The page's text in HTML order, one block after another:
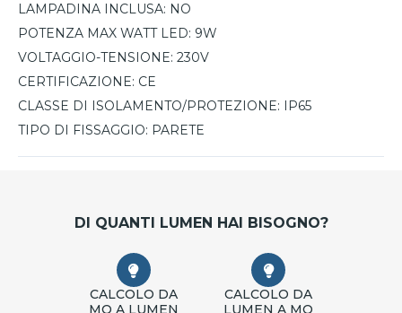
LAMPADINA INCLUSA: NO
POTENZA MAX WATT LED: 9W
VOLTAGGIO-TENSIONE: 230V
CERTIFICAZIONE: CE
CLASSE DI ISOLAMENTO/PROTEZIONE:
IP65
TIPO DI FISSAGGIO: PARETE
DI QUANTI LUMEN HAI BISOGNO?
CALCOLO DA
CALCOLO DA